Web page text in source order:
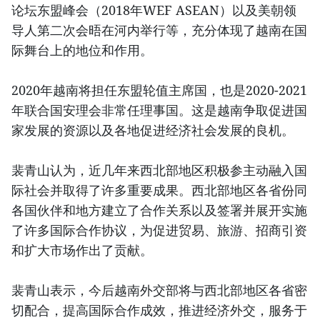
论坛东盟峰会（2018年WEF ASEAN）以及美朝领
导人第二次会晤在河内举行等，充分体现了越南在国
际舞台上的地位和作用。
2020年越南将担任东盟轮值主席国，也是2020-2021
年联合国安理会非常任理事国。这是越南争取促进国
家发展的资源以及各地促进经济社会发展的良机。
裴青山认为，近几年来西北部地区积极参主动融入国
际社会并取得了许多重要成果。西北部地区各省份同
各国伙伴和地方建立了合作关系以及签署并展开实施
了许多国际合作协议，为促进贸易、旅游、招商引资
和扩大市场作出了贡献。
裴青山表示，今后越南外交部将与西北部地区各省密
切配合，提高国际合作成效，推进经济外交，服务于